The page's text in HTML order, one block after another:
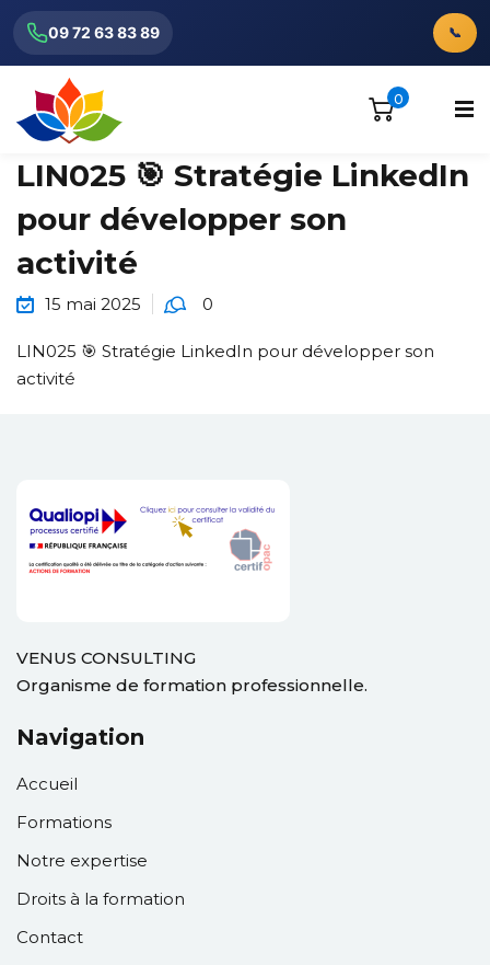
09 72 63 83 89 📞
0
LIN025 🎯 Stratégie LinkedIn
pour développer son
activité
15 mai 2025 0
LIN025 🎯 Stratégie LinkedIn pour développer son
activité
VENUS CONSULTING
Organisme de formation professionnelle.
Navigation
Accueil
Formations
Notre expertise
Droits à la formation
Contact